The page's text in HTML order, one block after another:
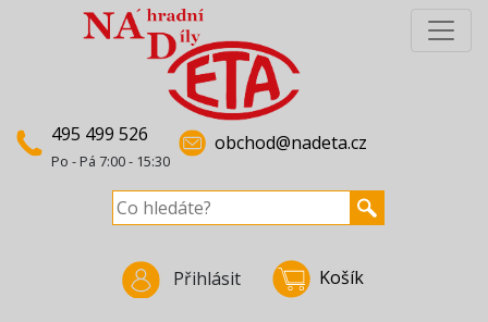
495 499 526
Po - Pá 7:00 - 15:30
obchod@nadeta.cz
Přihlásit Košík